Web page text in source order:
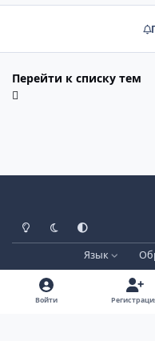
Перейти к списку тем
Светлый режим
Тёмный режим
Системные
Язык
Лицензия
Powered by
Войти